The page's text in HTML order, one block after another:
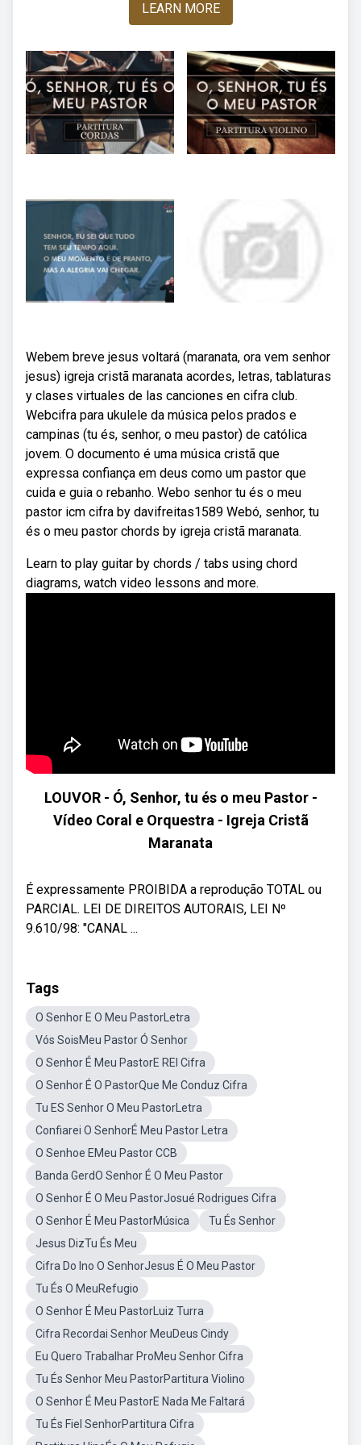
LEARN MORE
Webem breve jesus voltará (maranata, ora vem senhor
jesus) igreja cristã maranata acordes, letras, tablaturas
y clases virtuales de las canciones en cifra club.
Webcifra para ukulele da música pelos prados e
campinas (tu és, senhor, o meu pastor) de católica
jovem. O documento é uma música cristã que
expressa confiança em deus como um pastor que
cuida e guia o rebanho. Webo senhor tu és o meu
pastor icm cifra by davifreitas1589 Webó, senhor, tu
és o meu pastor chords by igreja cristã maranata.
Learn to play guitar by chords / tabs using chord
diagrams, watch video lessons and more.
LOUVOR - Ó, Senhor, tu és o meu Pastor -
Vídeo Coral e Orquestra - Igreja Cristã
Maranata
É expressamente PROIBIDA a reprodução TOTAL ou
PARCIAL. LEI DE DIREITOS AUTORAIS, LEI Nº
9.610/98: "CANAL ...
Tags
O Senhor E O Meu PastorLetra
Vós SoisMeu Pastor Ó Senhor
O Senhor É Meu PastorE REI Cifra
O Senhor É O PastorQue Me Conduz Cifra
Tu ES Senhor O Meu PastorLetra
Confiarei O SenhorÉ Meu Pastor Letra
O Senhoe EMeu Pastor CCB
Banda GerdO Senhor É O Meu Pastor
O Senhor É O Meu PastorJosué Rodrigues Cifra
O Senhor É Meu PastorMúsica
Tu És Senhor
Jesus DizTu És Meu
Cifra Do Ino O SenhorJesus É O Meu Pastor
Tu És O MeuRefugio
O Senhor É Meu PastorLuiz Turra
Cifra Recordai Senhor MeuDeus Cindy
Eu Quero Trabalhar ProMeu Senhor Cifra
Tu És Senhor Meu PastorPartitura Violino
O Senhor É Meu PastorE Nada Me Faltará
Tu És Fiel SenhorPartitura Cifra